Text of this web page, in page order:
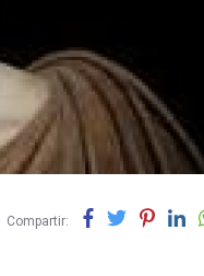
Compartir: